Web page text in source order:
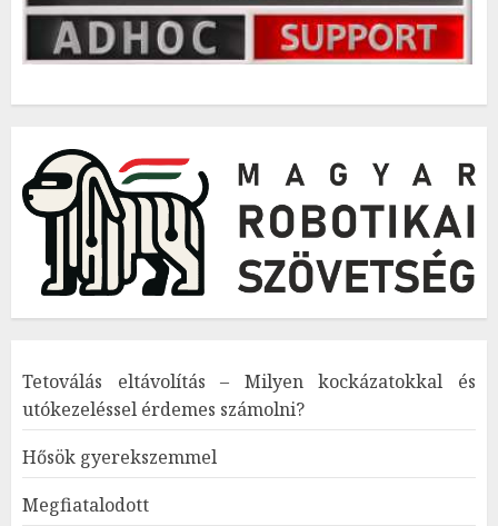
Tetoválás eltávolítás – Milyen kockázatokkal és
utókezeléssel érdemes számolni?
Hősök gyerekszemmel
Megfiatalodott